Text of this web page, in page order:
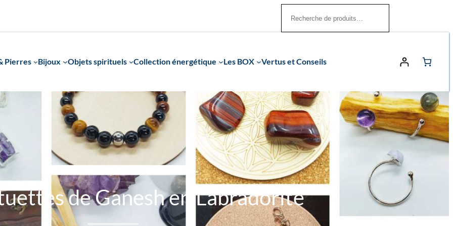
Pierres Bijoux Objets spirituels Collection énergétique Les BOX Vertus et Conseils
de Ganesh en Labradorite